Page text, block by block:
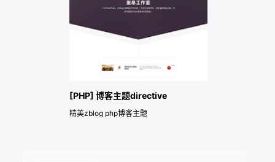
[PHP] 博客主题directive
精美zblog php博客主题